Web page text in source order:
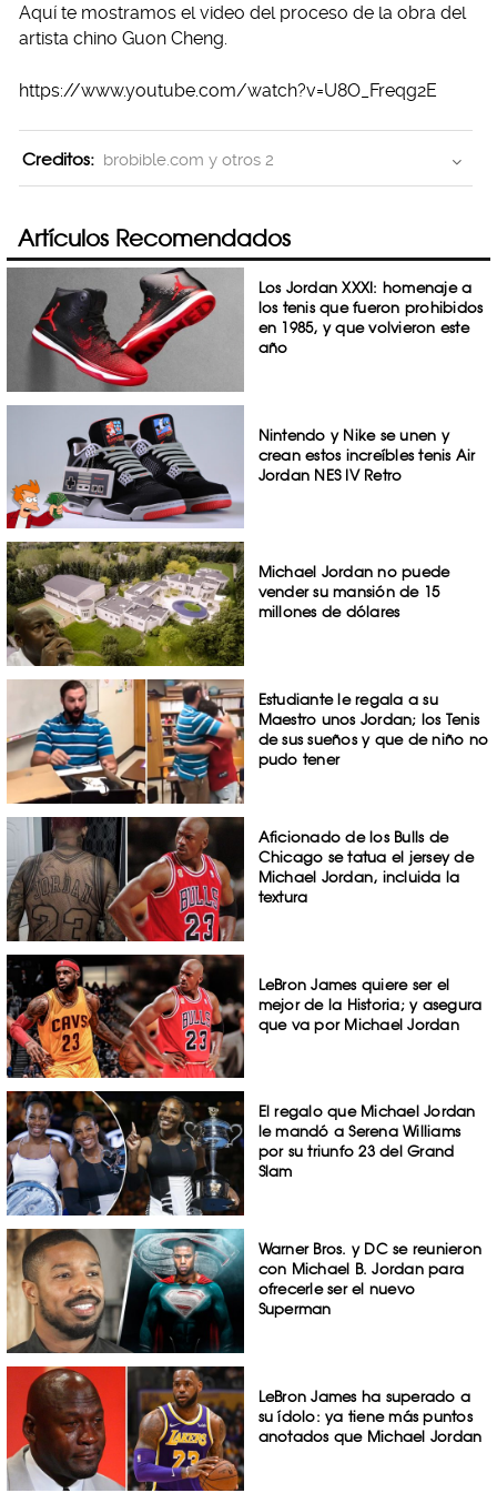
Aquí te mostramos el video del proceso de la obra del
artista chino Guon Cheng.
https://www.youtube.com/watch?v=U8O_Freqg2E
Creditos: brobible.com y otros 2
Artículos Recomendados
Los Jordan XXXI: homenaje a
los tenis que fueron prohibidos
en 1985, y que volvieron este
año
Nintendo y Nike se unen y
crean estos increíbles tenis Air
Jordan NES IV Retro
Michael Jordan no puede
vender su mansión de 15
millones de dólares
Estudiante le regala a su
Maestro unos Jordan; los Tenis
de sus sueños y que de niño no
pudo tener
Aficionado de los Bulls de
Chicago se tatua el jersey de
Michael Jordan, incluida la
textura
LeBron James quiere ser el
mejor de la Historia; y asegura
que va por Michael Jordan
El regalo que Michael Jordan
le mandó a Serena Williams
por su triunfo 23 del Grand
Slam
Warner Bros. y DC se reunieron
con Michael B. Jordan para
ofrecerle ser el nuevo
Superman
LeBron James ha superado a
su ídolo: ya tiene más puntos
anotados que Michael Jordan